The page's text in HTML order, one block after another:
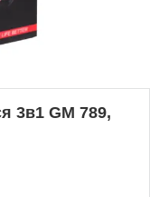
3в1 GM 789,